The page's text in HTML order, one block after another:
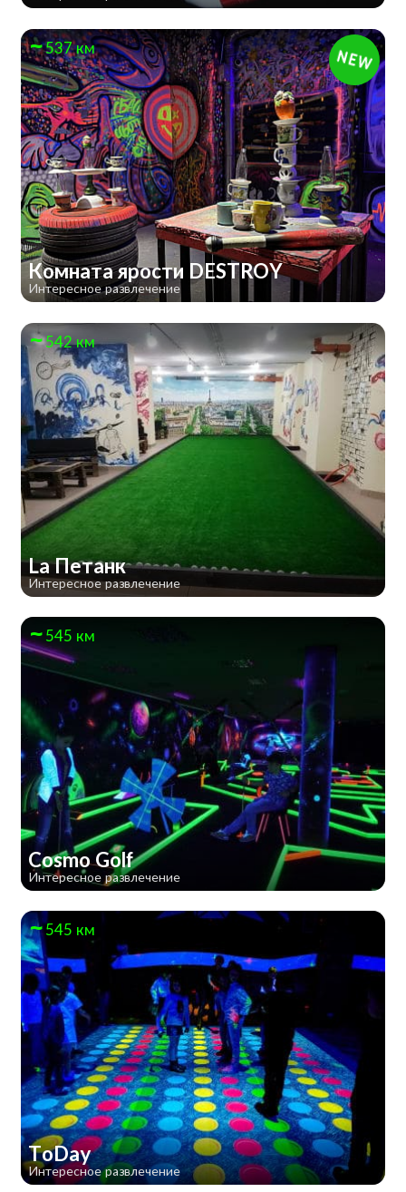
537 км
Комната ярости DESTROY
Интересное развлечение
542 км
La Петанк
Интересное развлечение
545 км
Cosmo Golf
Интересное развлечение
545 км
ToDay
Интересное развлечение